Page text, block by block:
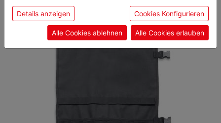
sie unsere Webseite weiter nutzen, geben Sie
Einwilligung zu unseren Cookies.
Details anzeigen Cookies Konfigurieren
Alle Cookies ablehnen Alle Cookies erlauben